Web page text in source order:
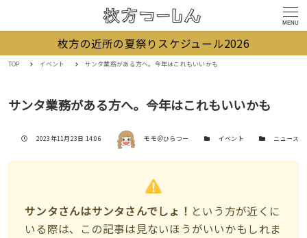
MENU
枚方の近所の夏祭りスケジュール2026
TOP イベント サンタ業務がある方へ。今年はこれもいいかも
サンタ業務がある方へ。今年はこれもいいかも
投稿日
2023年11月23日 14:06 著者 モモ＠ひらつー カテゴリー
イベント カテゴリー
ニュース
サンタさんはサンタさんでしょ！ という方が近くに
いる際は、この記事は見ないほうがいいかもしれま